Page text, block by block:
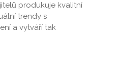
produkuje kvalitní
trendy s
a vytváří tak